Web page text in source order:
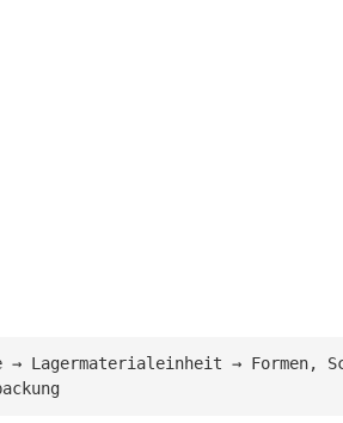
Lagermaterialeinheit → Formen,